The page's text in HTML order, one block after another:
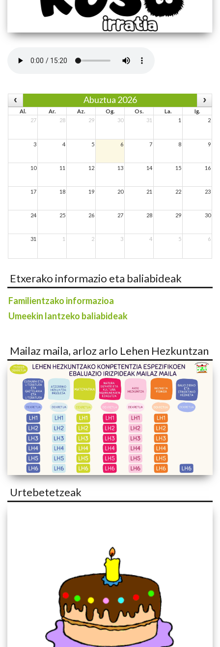
Abuztua 2026
Al. Ar. Az. Og. Os. La.
Ig.
27
28 29 30 31 1 2
3 4 5 6 7 8 9
10 11 12 13 14 15 16
17 18 19 20 21 22 23
24 25 26 27 28 29 30
31 1 2 3 4 5 6
Etxerako informazio eta baliabideak
Familientzako informazioa
Umeekin lantzeko baliabideak
Mailaz maila, arloz arlo Lehen Hezkuntzan
Urtebetetzeak